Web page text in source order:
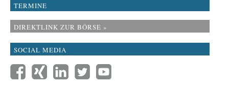
TERMINE
DIREKTLINK ZUR BÖRSE »
SOCIAL MEDIA